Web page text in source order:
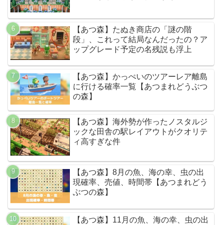
【あつ森】たぬき商店の「謎の階
段」、これって結局なんだったの？ア
ップグレード予定の名残説も浮上
【あつ森】かっぺいのツアーレア離島
に行ける確率一覧【あつまれどうぶつ
の森】
【あつ森】海外勢が作ったノスタルジ
ックな田舎の駅レイアウトがクオリテ
ィ高すぎな件
【あつ森】8月の魚、海の幸、虫の出
現確率、売値、時間帯【あつまれどう
ぶつの森】
【あつ森】11月の魚、海の幸、虫の出